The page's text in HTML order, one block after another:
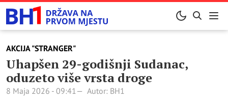
AKCIJA "STRANGER"
Uhapšen 29-godišnji Sudanac,
oduzeto više vrsta droge
8 Maja 2026 - 09:41 Autor: BH1